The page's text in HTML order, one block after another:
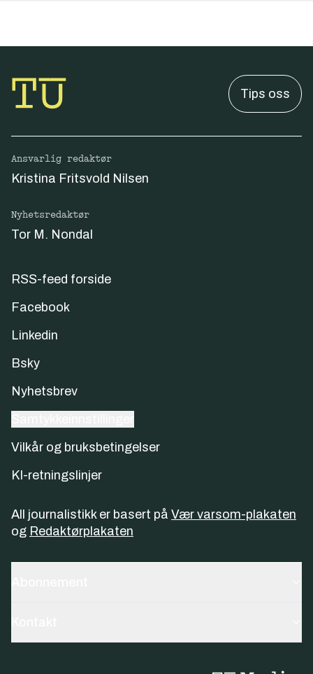
Tips oss
Ansvarlig redaktør
Kristina Fritsvold Nilsen
Nyhetsredaktør
Tor M. Nondal
RSS-feed forside
Facebook
Linkedin
Bsky
Nyhetsbrev
Vilkår og bruksbetingelser
KI-retningslinjer
All journalistikk er basert på Vær varsom-plakaten
og Redaktørplakaten